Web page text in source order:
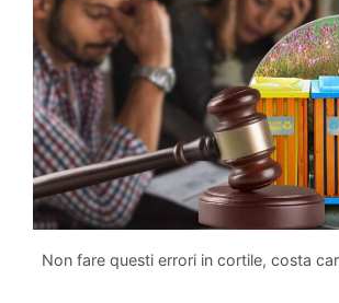
Non fare questi errori in cortile, costa